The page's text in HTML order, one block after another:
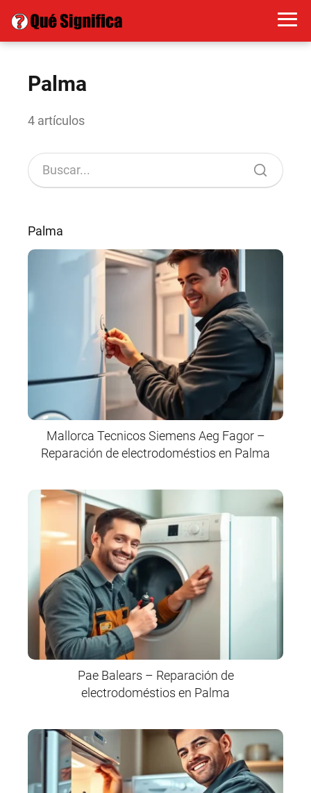
Palma
4 artículos
Palma
Mallorca Tecnicos Siemens Aeg Fagor –
Reparación de electrodoméstios en Palma
Pae Balears – Reparación de
electrodoméstios en Palma